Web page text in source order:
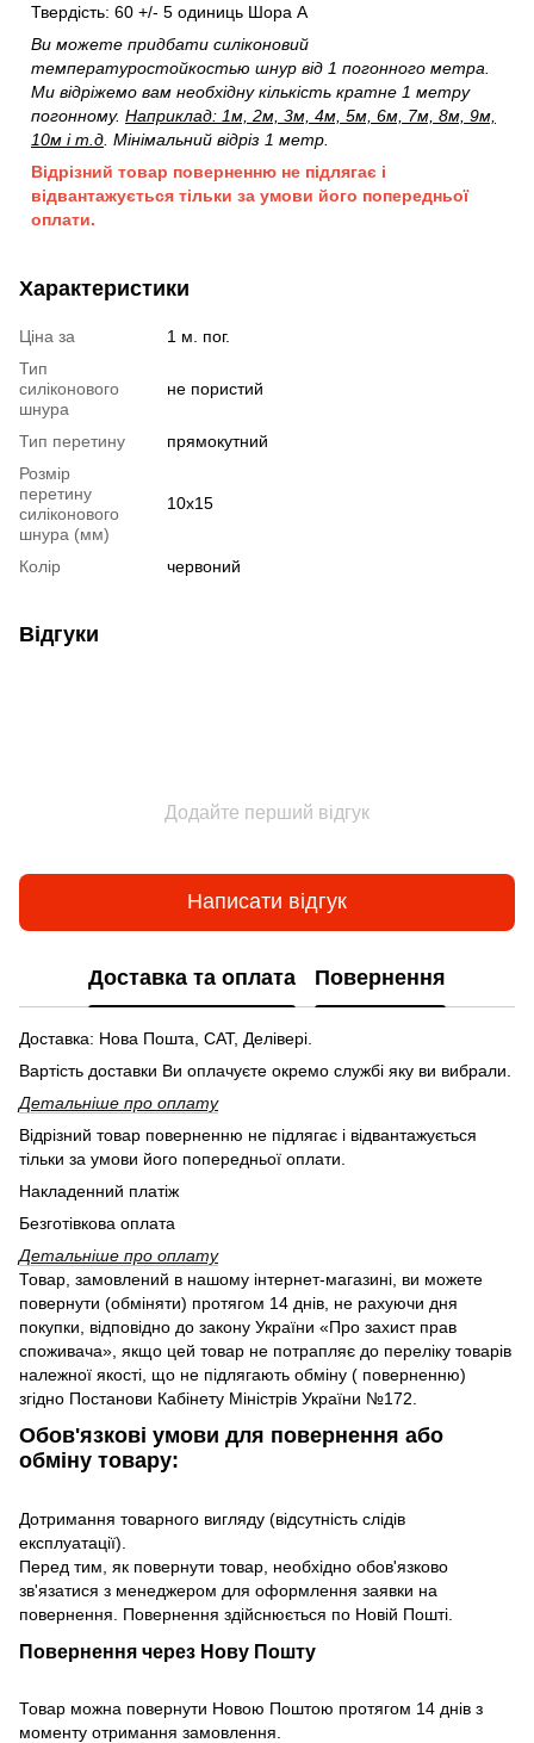
Твердість: 60 +/- 5 одиниць Шора А
Ви можете придбати силіконовий
температуростойкостью шнур від 1 погонного метра.
Ми відріжемо вам необхідну кількість кратне 1 метру
погонному. Наприклад: 1м, 2м, 3м, 4м, 5м, 6м, 7м, 8м, 9м,
10м і т.д . Мінімальний відріз 1 метр.
Відрізний товар поверненню не підлягає і
відвантажується тільки за умови його попередньої
оплати.
Характеристики
Ціна за
1 м. пог.
Тип
силіконового
шнура
не пористий
Тип перетину
прямокутний
Розмір
перетину
силіконового
шнура (мм)
10х15
Колір червоний
Відгуки
Додайте перший відгук
Написати відгук
Доставка та оплата Повернення
Доставка: Нова Пошта, САТ, Делівері.
Вартість доставки Ви оплачуєте окремо службі яку ви вибрали.
Детальніше про оплату
Відрізний товар поверненню не підлягає і відвантажується
тільки за умови його попередньої оплати.
Накладенний платіж
Безготівкова оплата
Детальніше про оплату
Товар, замовлений в нашому інтернет-магазині, ви можете
повернути (обміняти) протягом 14 днів, не рахуючи дня
покупки, відповідно до закону України «Про захист прав
споживача», якщо цей товар не потрапляє до переліку товарів
належної якості, що не підлягають обміну ( поверненню)
згідно Постанови Кабінету Міністрів України №172.
Обов'язкові умови для повернення або
обміну товару:
Дотримання товарного вигляду (відсутність слідів
експлуатації).
Перед тим, як повернути товар, необхідно обов'язково
зв'язатися з менеджером для оформлення заявки на
повернення. Повернення здійснюється по Новій Пошті.
Повернення через Нову Пошту
Товар можна повернути Новою Поштою протягом 14 днів з
моменту отримання замовлення.